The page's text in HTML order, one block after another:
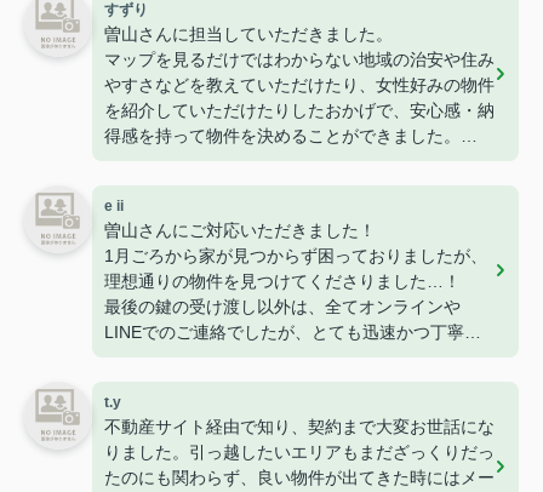
すずり
曽山さんに担当していただきました。
マップを見るだけではわからない地域の治安や住み
やすさなどを教えていただけたり、女性好みの物件
を紹介していただけたりしたおかげで、安心感・納
得感を持って物件を決めることができました。
です。
ありがとうございました！
e ii
曽山さんにご対応いただきました！
1月ごろから家が見つからず困っておりましたが、
理想通りの物件を見つけてくださりました…！
最後の鍵の受け渡し以外は、全てオンラインや
LINEでのご連絡でしたが、とても迅速かつ丁寧に
長年不動産にお勤めされているとのことで、知識も
豊富で色んなご相談にも乗ってくださります。
また家を探すときはぜひお願いします！
t.y
不動産サイト経由で知り、契約まで大変お世話にな
りました。引っ越したいエリアもまだざっくりだっ
たのにも関わらず、良い物件が出てきた時にはメー